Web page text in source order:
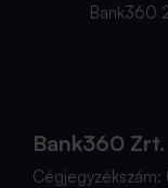
Bank360
Bank360 Zrt.